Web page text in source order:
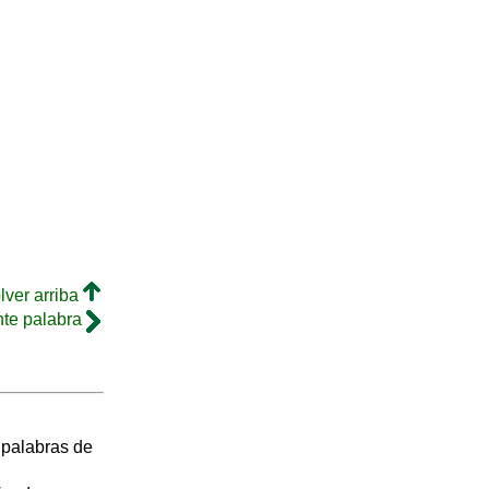
arriba
palabra
de